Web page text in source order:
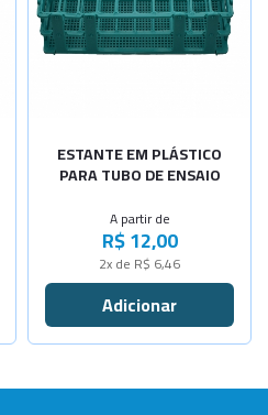
ESTANTE EM PLÁSTICO
PARA TUBO DE ENSAIO
A partir de
R$ 12,00
2x de R$ 6,46
Para 90 tu - +
Para 21 de -